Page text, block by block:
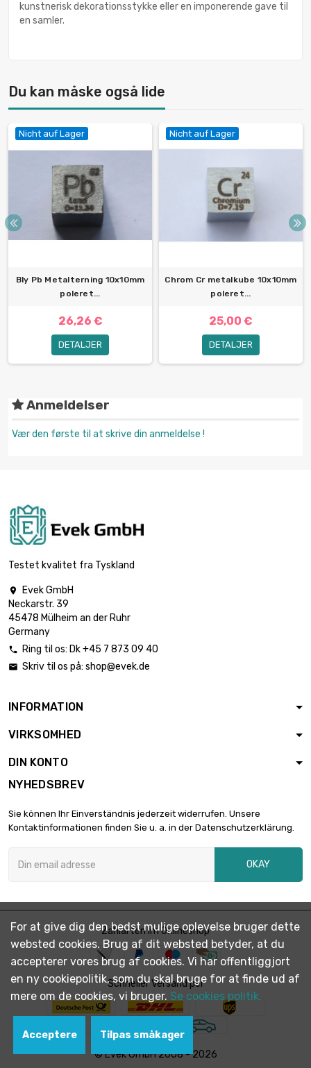
kunstnerisk dekorationsstykke eller en imponerende gave til
en samler.
Du kan måske også lide
Nicht auf Lager
Bly Pb Metalterning 10x10mm
poleret...
26,26 €
DETALJER
Nicht auf Lager
Chrom Cr metalkube 10x10mm
poleret...
25,00 €
DETALJER
Anmeldelser
Vær den første til at skrive din anmeldelse !
Testet kvalitet fra Tyskland

Evek GmbH
Neckarstr. 39
45478 Mülheim an der Ruhr
Germany
 Ring til os: Dk +45 7 873 09 40
 Skriv til os på: shop@evek.de
INFORMATION
VIRKSOMHED
DIN KONTO
NYHEDSBREV
Sie können Ihr Einverständnis jederzeit widerrufen. Unsere
Kontaktinformationen finden Sie u. a. in der Datenschutzerklärung.
OKAY
Zahlarten im Onlineshop
Schneller Versand per
© Evek GmbH 2008 - 2026
For at give dig den bedst mulige oplevelse bruger dette
websted cookies. Brug af dit websted betyder, at du
accepterer vores brug af cookies. Vi har offentliggjort
en ny cookiepolitik, som du skal bruge for at finde ud af
mere om de cookies, vi bruger. Se cookies politik.
Acceptere Tilpas småkager